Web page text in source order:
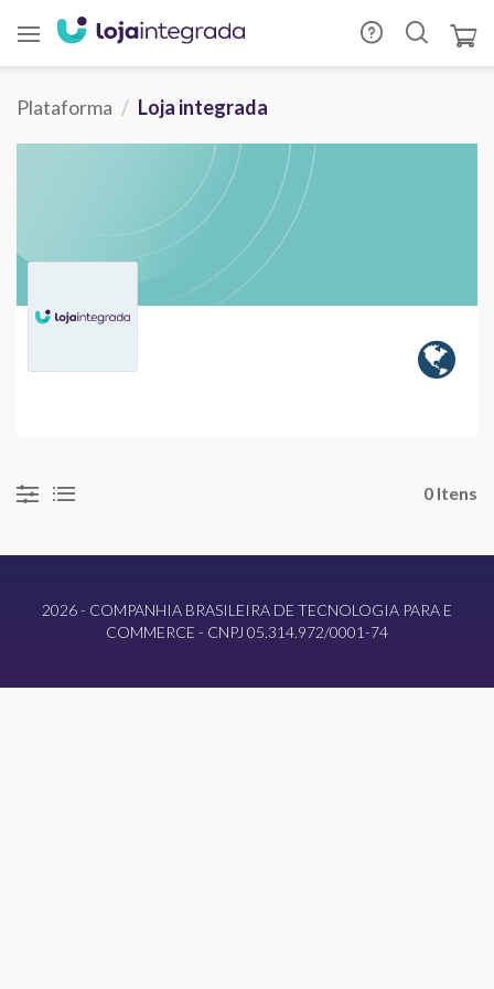
Plataforma Loja integrada
0 Itens
2026 - COMPANHIA BRASILEIRA DE TECNOLOGIA PARA E
COMMERCE - CNPJ 05.314.972/0001-74